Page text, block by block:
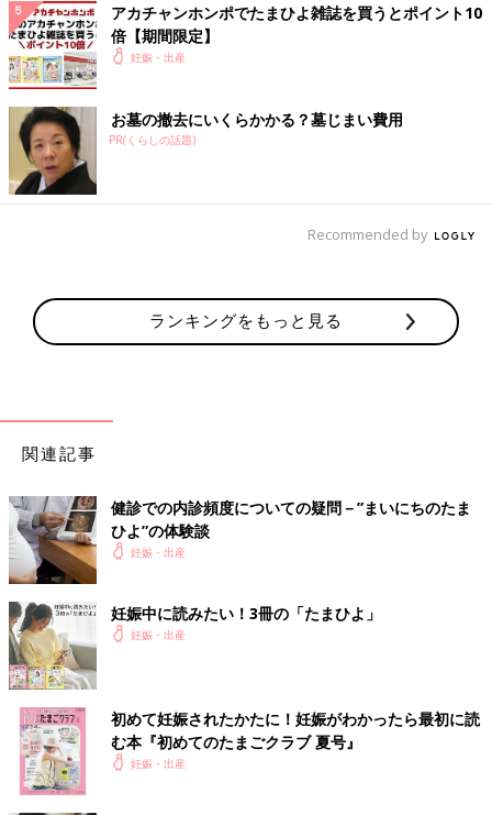
アカチャンホンポでたまひよ雑誌を買うとポイント10
倍【期間限定】
妊娠・出産
お墓の撤去にいくらかかる？墓じまい費用
PR(くらしの話題)
Recommended by
ランキングをもっと見る
関連記事
健診での内診頻度についての疑問－”まいにちのたま
ひよ”の体験談
妊娠・出産
妊娠中に読みたい！3冊の「たまひよ」
妊娠・出産
初めて妊娠されたかたに！妊娠がわかったら最初に読
む本『初めてのたまごクラブ 夏号』
妊娠・出産